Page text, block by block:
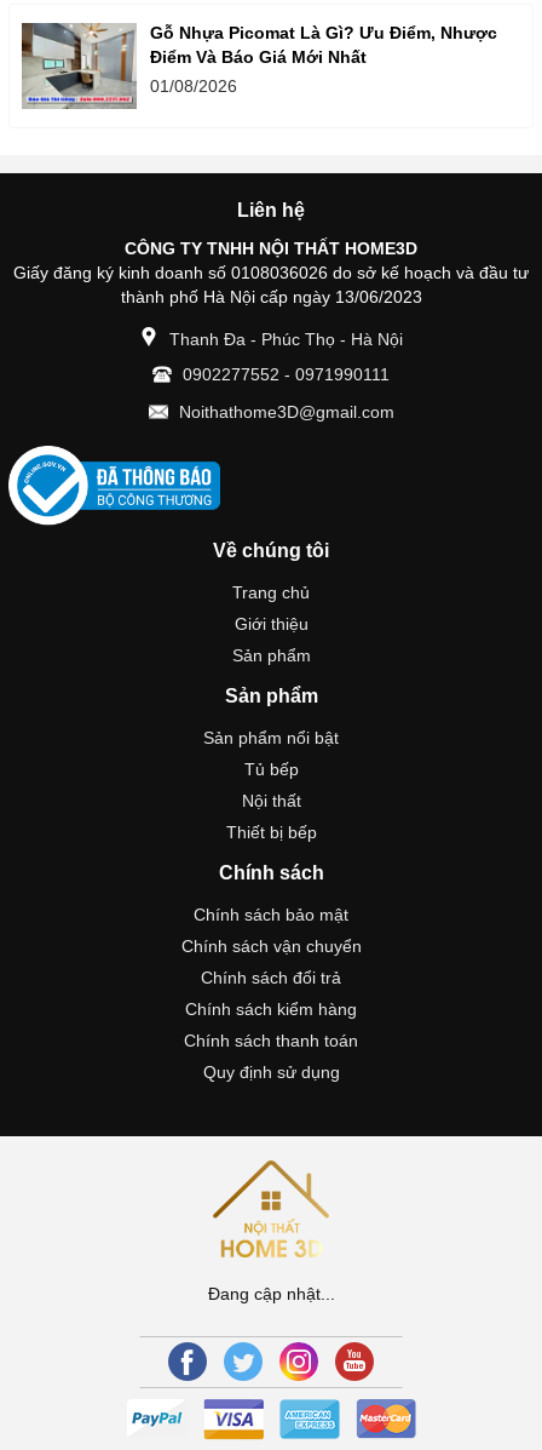
Gỗ Nhựa Picomat Là Gì? Ưu Điểm, Nhược
Điểm Và Báo Giá Mới Nhất
01/08/2026
Liên hệ
CÔNG TY TNHH NỘI THẤT HOME3D
Giấy đăng ký kinh doanh số 0108036026 do sở kế hoạch và đầu tư
thành phố Hà Nội cấp ngày 13/06/2023
Thanh Đa - Phúc Thọ - Hà Nội
0902277552 - 0971990111
Noithathome3D@gmail.com
Về chúng tôi
Trang chủ
Giới thiệu
Sản phẩm
Sản phẩm
Sản phẩm nổi bật
Tủ bếp
Nội thất
Thiết bị bếp
Chính sách
Chính sách bảo mật
Chính sách vận chuyển
Chính sách đổi trả
Chính sách kiểm hàng
Chính sách thanh toán
Quy định sử dụng
Đang cập nhật...